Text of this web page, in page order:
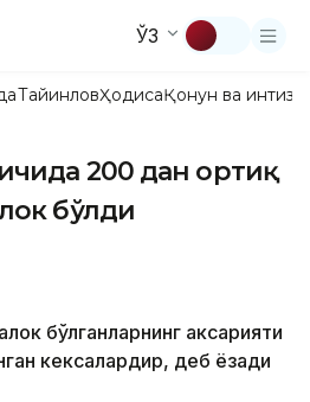
ЎЗ
ТайинловҲодисаҚонун ва
200 дан ортиқ
бўлди
бўлганларнинг аксарияти
кексалардир, деб ёзади